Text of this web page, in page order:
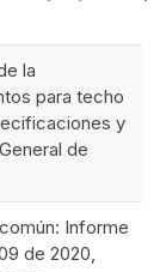
la
para techo
y
de
Informe
de 2020,